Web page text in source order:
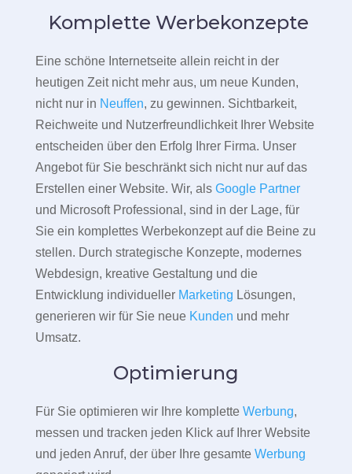
Komplette Werbekonzepte
Eine schöne Internetseite allein reicht in der
heutigen Zeit nicht mehr aus, um neue Kunden,
nicht nur in Neuffen, zu gewinnen. Sichtbarkeit,
Reichweite und Nutzerfreundlichkeit Ihrer Website
entscheiden über den Erfolg Ihrer Firma. Unser
Angebot für Sie beschränkt sich nicht nur auf das
Erstellen einer Website. Wir, als Google Partner
und Microsoft Professional, sind in der Lage, für
Sie ein komplettes Werbekonzept auf die Beine zu
stellen. Durch strategische Konzepte, modernes
Webdesign, kreative Gestaltung und die
Entwicklung individueller Marketing Lösungen,
generieren wir für Sie neue Kunden und mehr
Umsatz.
Optimierung
Für Sie optimieren wir Ihre komplette Werbung,
messen und tracken jeden Klick auf Ihrer Website
und jeden Anruf, der über Ihre gesamte Werbung